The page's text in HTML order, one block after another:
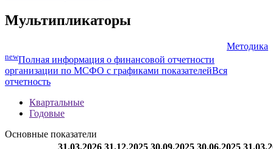
Мультипликаторы
Методика
newПолная информация о финансовой отчетности
организации по МСФО с графиками показателейВся
отчетность
Квартальные
Годовые
Основные показатели
31.03.2026 31.12.2025 30.09.2025 30.06.2025